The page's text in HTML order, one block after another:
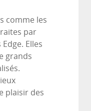
comme les
par
Elles
grands
plaisir des